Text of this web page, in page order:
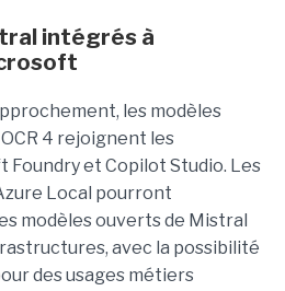
intégrés à
les modèles
4 rejoignent les
et Copilot Studio. Les
Local pourront
modèles ouverts de Mistral
avec la possibilité
des usages métiers